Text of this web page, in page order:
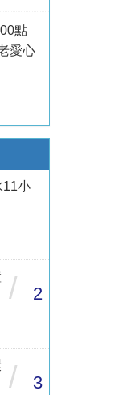
點
愛心
11小
/ 2
/ 3